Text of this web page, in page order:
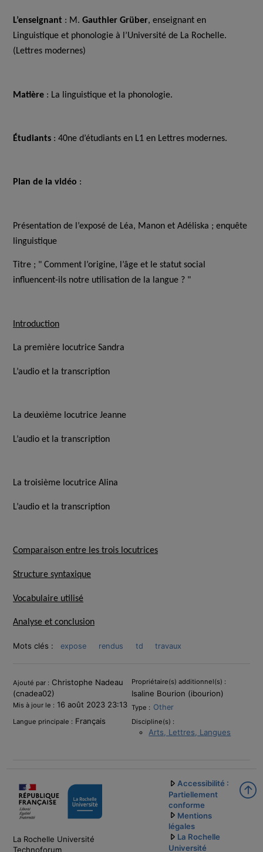
L’enseignant : M. Gauthier Grüber, enseignant en
Linguistique et phonologie à l’Université de La Rochelle.
(Lettres modernes)
Matière : La linguistique et la phonologie.
Étudiants : 40ne d’étudiants en L1 en Lettres modernes.
Plan de la vidéo :
Présentation de l’exposé de Léa, Manon et Adéliska ; enquête
linguistique
Titre ; " Comment l’origine, l’âge et le statut social
influencent-ils notre utilisation de la langue ? "
Introduction
La première locutrice Sandra
L’audio et la transcription
La deuxième locutrice Jeanne
L’audio et la transcription
La troisième locutrice Alina
L’audio et la transcription
Comparaison entre les trois locutrices
Structure syntaxique
Vocabulaire utilisé
Analyse et conclusion
Mots clés : expose rendus td travaux
Informations
Ajouté par : Christophe Nadeau
(cnadea02)
Propriétaire(s) additionnel(s) :
Isaline Bourion (ibourion)
Mis à jour le : 16 août 2023 23:13 Type : Other
Langue principale : Français Discipline(s) :
Arts, Lettres, Langues
La Rochelle Université
Technoforum
Accessibilité :
Partiellement
conforme
Mentions
légales
La Rochelle
Université